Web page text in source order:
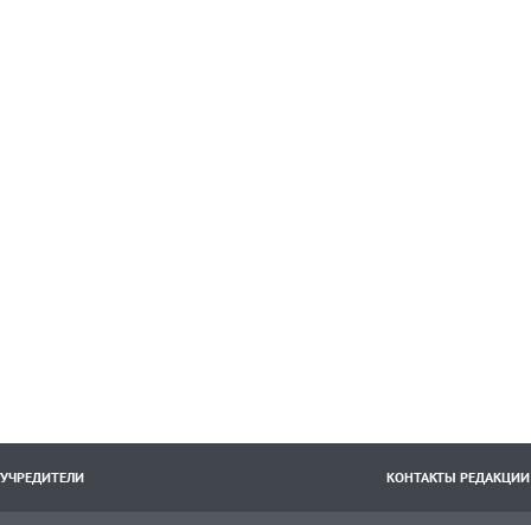
УЧРЕДИТЕЛИ КОНТАКТЫ РЕДАКЦИИ